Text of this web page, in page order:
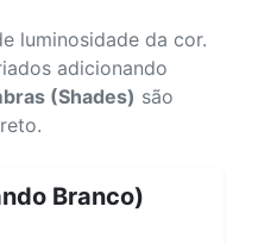
luminosidade da cor.
adicionando
(Shades) são
Branco)